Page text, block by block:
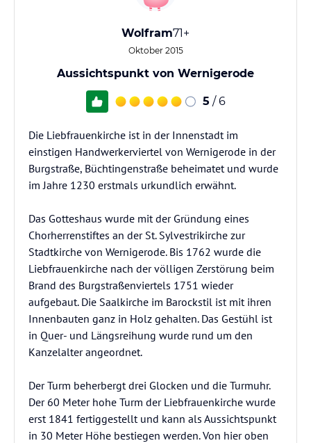
Wolfram71+
Oktober 2015
Aussichtspunkt von Wernigerode
5 / 6
Die Liebfrauenkirche ist in der Innenstadt im
einstigen Handwerkerviertel von Wernigerode in der
Burgstraße, Büchtingenstraße beheimatet und wurde
im Jahre 1230 erstmals urkundlich erwähnt.
Das Gotteshaus wurde mit der Gründung eines
Chorherrenstiftes an der St. Sylvestrikirche zur
Stadtkirche von Wernigerode. Bis 1762 wurde die
Liebfrauenkirche nach der völligen Zerstörung beim
Brand des Burgstraßenviertels 1751 wieder
aufgebaut. Die Saalkirche im Barockstil ist mit ihren
Innenbauten ganz in Holz gehalten. Das Gestühl ist
in Quer- und Längsreihung wurde rund um den
Kanzelalter angeordnet.
Der Turm beherbergt drei Glocken und die Turmuhr.
Der 60 Meter hohe Turm der Liebfrauenkirche wurde
erst 1841 fertiggestellt und kann als Aussichtspunkt
in 30 Meter Höhe bestiegen werden. Von hier oben